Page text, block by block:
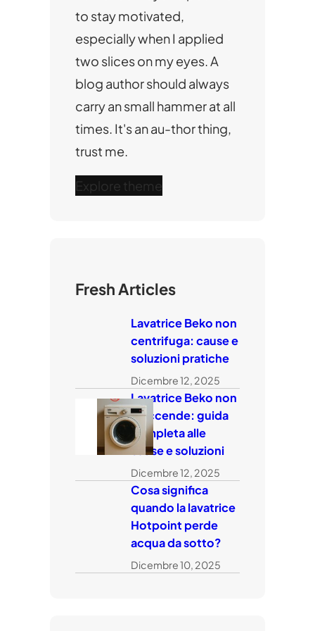
to stay motivated,
especially when I applied
two slices on my eyes. A
blog author should always
carry an small hammer at all
times. It's an au-thor thing,
trust me.
Explore theme
Fresh Articles
Lavatrice Beko non
centrifuga: cause e
soluzioni pratiche
Dicembre 12, 2025
Lavatrice Beko non
si accende: guida
completa alle
cause e soluzioni
Dicembre 12, 2025
Cosa significa
quando la lavatrice
Hotpoint perde
acqua da sotto?
Dicembre 10, 2025